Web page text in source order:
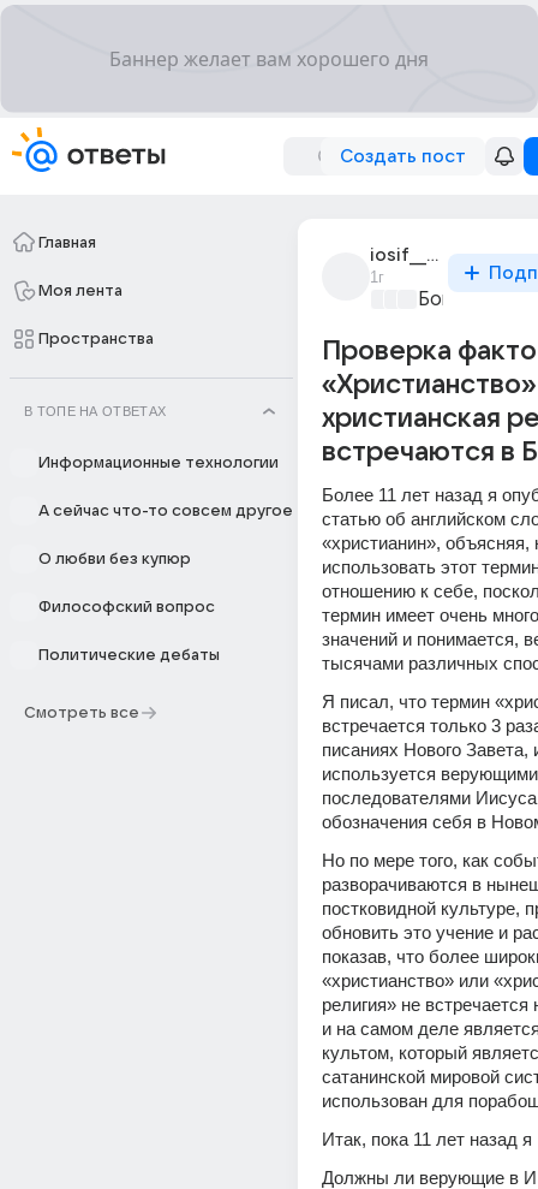
Создать пост
Главная
Моя лента
Пространства
В ТОПЕ НА ОТВЕТАХ
Информационные технологии
А сейчас что-то совсем другое
О любви без купюр
Философский вопрос
Политические дебаты
Смотреть все
iosif__stalin
1г
Бог, вера,
Проверка
христианская
встречаются в
Более 11 лет назад я
статью об английском
«христианин», объясняя,
использовать этот
отношению к себе,
термин имеет очень
значений и понимается,
тысячами различных
Я писал, что термин
встречается только 3
писаниях Нового Завета,
используется
последователями
обозначения себя в
Но по мере того, как
разворачиваются в
постковидной культуре,
обновить это учение и
показав, что более
«христианство» или
религия» не встречается
и на самом деле
культом, который
сатанинской мировой
использован для
Итак, пока 11 лет назад я
Должны ли верующие в